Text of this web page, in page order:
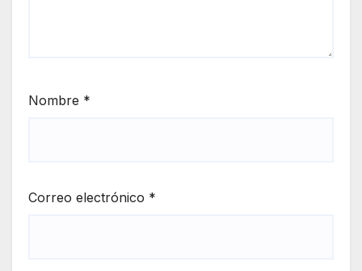
Nombre *
Correo electrónico *